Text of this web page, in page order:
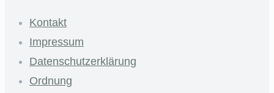
Kontakt
Impressum
Datenschutzerklärung
Ordnung